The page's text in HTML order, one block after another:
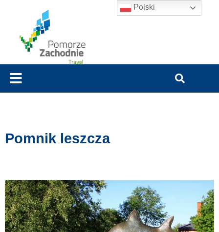
Pomnik leszcza
Polski